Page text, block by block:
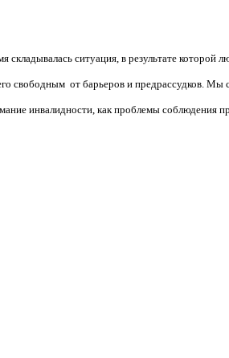
ситуация, в результате
свободным от барьеров и предрассудков.
инвалидности, как проблемы соблюдения